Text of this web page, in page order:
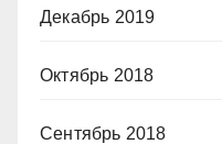
Декабрь 2019
Октябрь 2018
Сентябрь 2018